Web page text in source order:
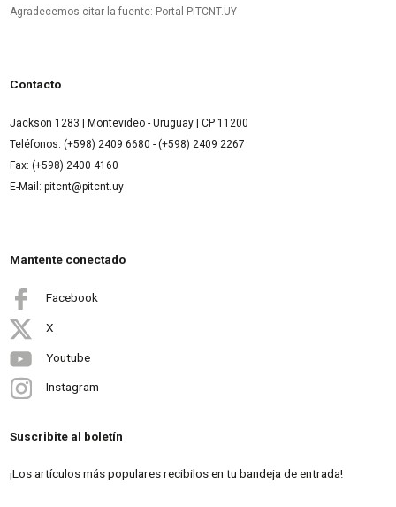
Agradecemos citar la fuente: Portal PITCNT.UY
Contacto
Jackson 1283 | Montevideo - Uruguay | CP 11200
Teléfonos: (+598) 2409 6680 - (+598) 2409 2267
Fax: (+598) 2400 4160
E-Mail: pitcnt@pitcnt.uy
Mantente conectado
Facebook
X
Youtube
Instagram
Suscribite al boletín
¡Los artículos más populares recibilos en tu bandeja de entrada!